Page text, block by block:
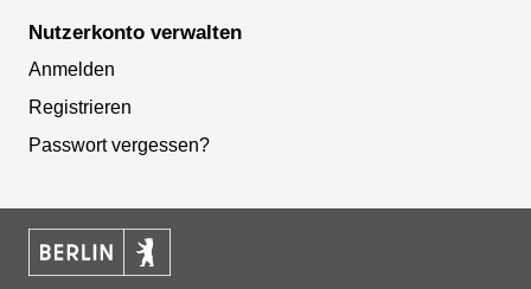
Nutzerkonto verwalten
Anmelden
Registrieren
Passwort vergessen?